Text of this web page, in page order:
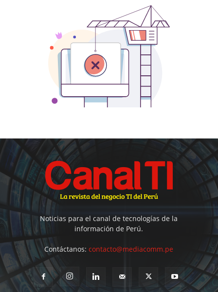
Noticias para el canal de tecnologías de la
información de Perú.
Contáctanos:contacto@mediacomm.pe